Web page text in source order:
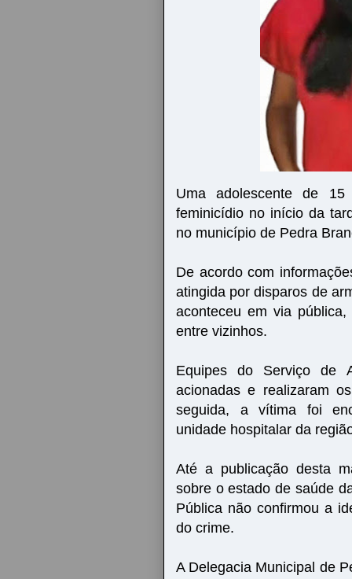
Uma adolescente de
feminicídio no início da
no município de Pedra
De acordo com
atingida por disparos de
aconteceu em via
entre vizinhos.
Equipes do Serviço de
acionadas e realizaram
seguida, a vítima foi
unidade hospitalar da
Até a publicação desta
sobre o estado de saúde
Pública não confirmou a
do crime.
A Delegacia Municipal de